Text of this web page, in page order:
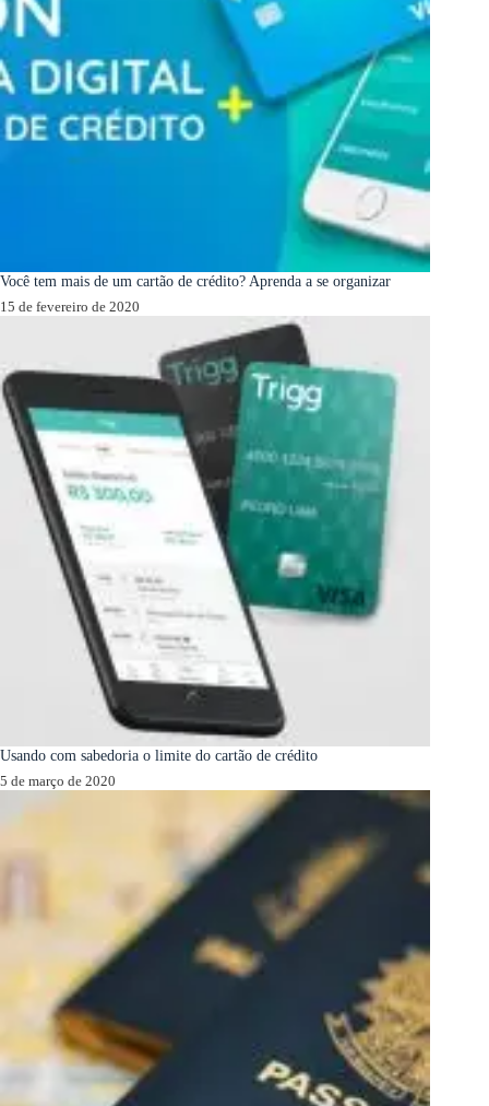
Você tem mais de um cartão de crédito? Aprenda a se organizar
15 de fevereiro de 2020
Usando com sabedoria o limite do cartão de crédito
5 de março de 2020